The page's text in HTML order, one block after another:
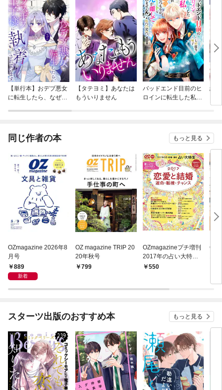
【単行本】おデブ悪女
に転生したら、なぜか
【タテヨミ】あなたは
もういりません
バッドエンド目前のヒ
ロインに転生した私、
結
同じ作者の本 もっと見る
OZmagazine 2026年8
月号
889
新着
OZ magazine TRIP 20
20年秋号
799
OZmagazineプチ増刊
2017年の占い大特集
～恋愛と結婚 運命・転
550
スターツ出版のおすすめ本 もっと見る